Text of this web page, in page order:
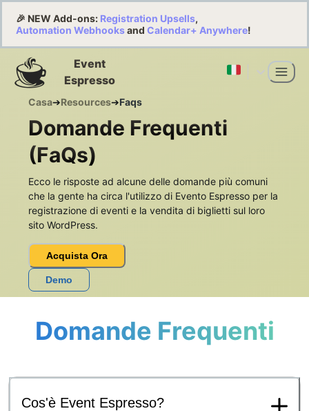
🎉 NEW Add-ons: Registration Upsells,
Automation Webhooksand Calendar+ Anywhere!
Event
Espresso
Casa➔Resources➔Faqs
Domande Frequenti
(FaQs)
Ecco le risposte ad alcune delle domande più comuni
che la gente ha circa l'utilizzo di Evento Espresso per la
registrazione di eventi e la vendita di biglietti sul loro
sito WordPress.
Acquista Ora
Demo
Domande Frequenti
Cos'è Event Espresso?